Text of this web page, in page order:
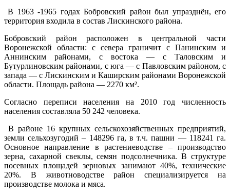
В 1963 -1965 годах Бобровский район был упразднён, его
территория входила в состав Лискинского района.
Бобровский район расположен в центральной части
Воронежской области: с севера граничит с Панинским и
Аннинским районами, с востока — с Таловским и
Бутурлиновским районами, с юга — с Павловским районом, с
запада — с Лискинским и Каширским районами Воронежской
области. Площадь района — 2270 км².
Согласно переписи населения на 2010 год численность
населения составляла 50 242 человека.
В районе 16 крупных сельскохозяйственных предприятий,
земли сельхозугодий – 148296 га, в т.ч. пашни — 118241 га.
Основное направление в растениеводстве – производство
зерна, сахарной свеклы, семян подсолнечника. В структуре
посевных площадей зерновых занимают 40%, технические
20%. В животноводстве район специализируется на
производстве молока и мяса.